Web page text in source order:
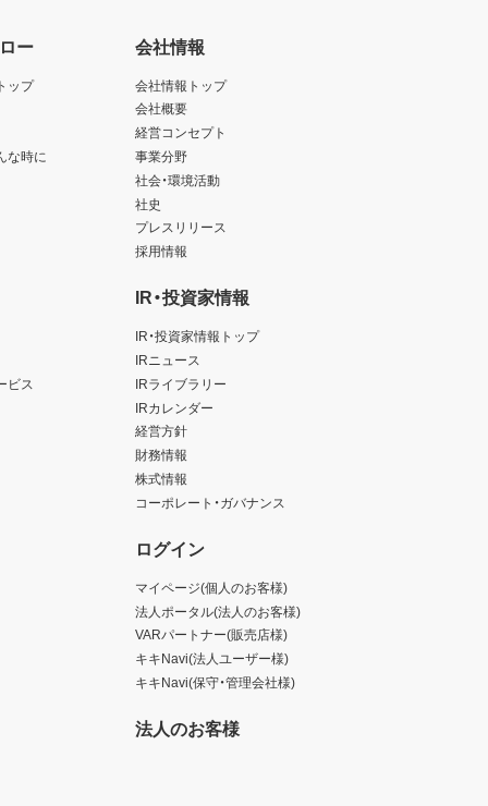
ー
ップ
な時に
ビス
会社情報
会社情報トップ
会社概要
経営コンセプト
事業分野
社会・環境活動
社史
プレスリリース
採用情報
IR・投資家情報
IR・投資家情報トップ
IRニュース
IRライブラリー
IRカレンダー
経営方針
財務情報
株式情報
コーポレート・ガバナンス
ログイン
マイページ(個人のお客様)
法人ポータル(法人のお客様)
VARパートナー(販売店様)
キキNavi(法人ユーザー様)
キキNavi(保守・管理会社様)
法人のお客様